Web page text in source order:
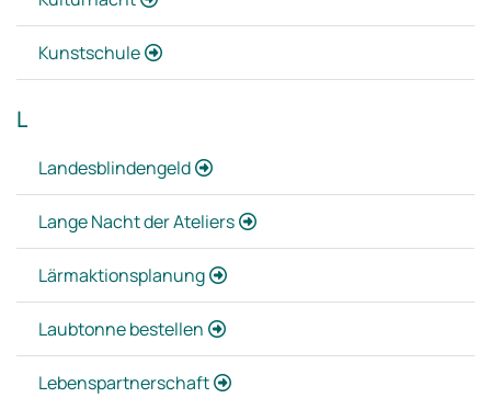
Kunstschule
L
Landesblindengeld
Lange Nacht der Ateliers
Lärmaktionsplanung
Laubtonne bestellen
Lebenspartnerschaft